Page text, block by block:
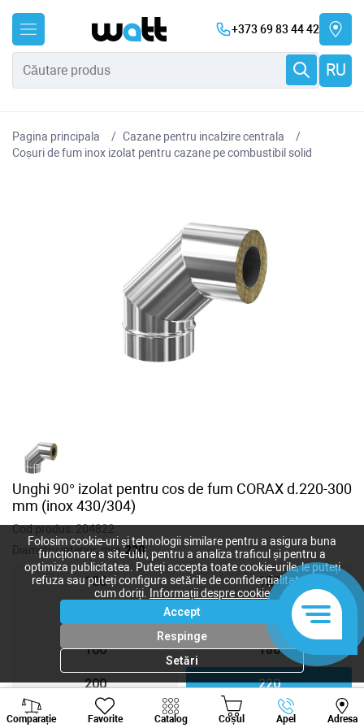
+373 69 83 44 42
RU
Pagina principala
Cazane pentru incalzire centrala
Coșuri de fum inox izolat pentru cazane pe combustibil solid
Unghi 90° izolat pentru cos de fum CORAX d.220-300
mm (inox 430/304)
Cod produs:204822
Diametru interior, mm:220
100 120
160 180
200 220
250 300
Comparație Favorite Catalog Coșul Apel Adresa
Viber Whatsapp
Folosim cookie-uri și tehnologii similare pentru a asigura buna
funcționare a site-ului, pentru a analiza traficul și pentru a
optimiza publicitatea. Puteți accepta toate cookie-urile, le puteți
refuza sau puteți configura setările de confidențialitate după
cum doriți.
Informații despre cookie
Accept
Respinge
Setări